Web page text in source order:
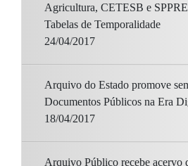
Agricultura, CETESB e
Tabelas de Temporalidade
24/04/2017
Arquivo do Estado promove
Documentos Públicos na Era
18/04/2017
Arquivo Público recebe acervo